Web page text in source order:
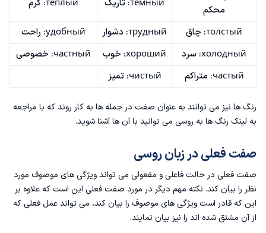
محکم
тёмный: تاریک тёплый: گرم
толстый: چاق трудный: دشوار
удобный: راحت
холодный: سرد
хороший: خوب
частный: خصوصی
частый: متراکم
чистый: تمیز
رنگ ها نیز می توانند به عنوان صفت در جمله ها به کار روند که با مراجعه
به لینک رنگ ها به روسی می توانید با آن ها آشنا شوید.
صفت فعلی در زبان روسی
صفت فعلی در حالت فاعلی و مفعولی می تواند ویژگی های موصوف مورد
نظر را بیان کند. نکته مهم دیگر در مورد صفت فعلی این است که علاوه بر
این که قادر است ویژگی های موصوف را بیان کند، می تواند عمل فعلی که
از آن مشتق شده اند را نیز بیان نمایند.